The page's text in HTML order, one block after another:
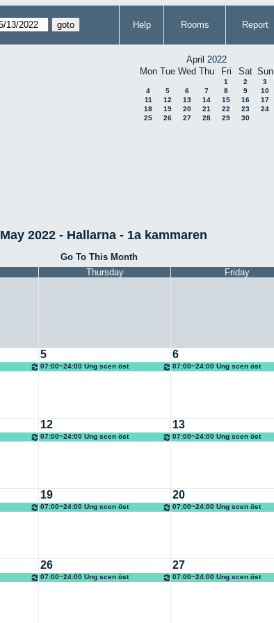
Help Rooms Report
April 2022
Mon Tue Wed Thu Fri Sat Sun
1 2
3
4
5 6 7 8 9
10
11
12 13 14 15 16
17
18
19 20 21 22 23
24
25
26 27 28 29 30
May 2022 - Hallarna - 1a kammaren
Go To This Month
Thursday Friday
5
07:00~24:00 Ung scen öst
6
07:00~24:00 Ung scen öst
12
07:00~24:00 Ung scen öst
13
07:00~24:00 Ung scen öst
19
07:00~24:00 Ung scen öst
20
07:00~24:00 Ung scen öst
26
07:00~24:00 Ung scen öst
27
07:00~24:00 Ung scen öst